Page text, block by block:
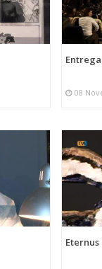
Entrega
08